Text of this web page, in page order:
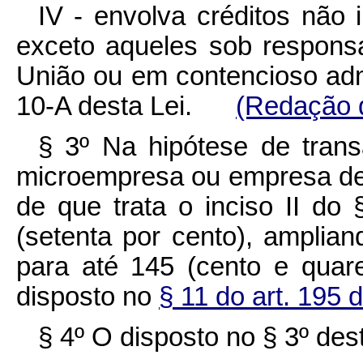
IV - envolva créditos não
exceto aqueles sob
União ou em contencioso
10-A desta Lei. (Redação
§ 3º Na hipótese de
microempresa ou empresa
de que trata o inciso II do
(setenta por cento),
para até 145 (cento e
disposto no § 11 do art. 195
§ 4º O disposto no § 3º